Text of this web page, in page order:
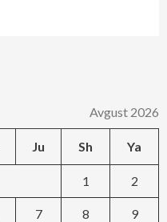
Avgust 2026
Ju Sh Ya
1 2
7 8 9